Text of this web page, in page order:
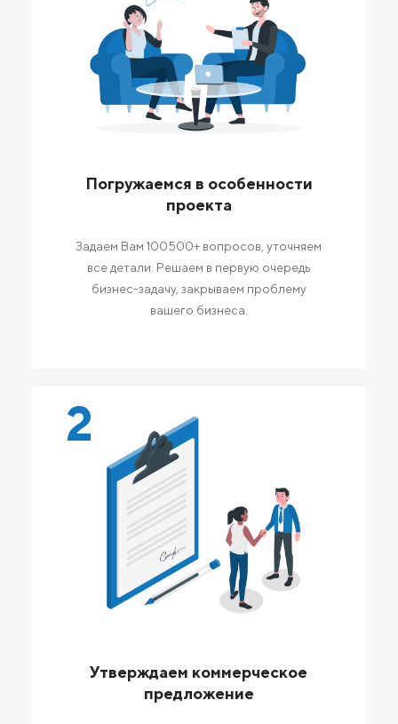
Погружаемся в особенности
проекта
Задаем Вам 100500+ вопросов, уточняем
все детали. Решаем в первую очередь
бизнес-задачу, закрываем проблему
вашего бизнеса.
2
Утверждаем коммерческое
предложение